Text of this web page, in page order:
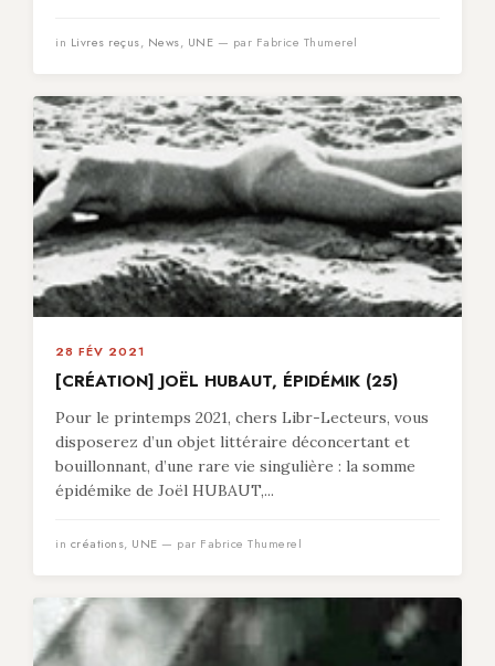
in Livres reçus, News, UNE — par Fabrice Thumerel
28 FÉV 2021
[CRÉATION] JOËL HUBAUT, ÉPIDÉMIK (25)
Pour le printemps 2021, chers Libr-Lecteurs, vous
disposerez d’un objet littéraire déconcertant et
bouillonnant, d’une rare vie singulière : la somme
épidémike de Joël HUBAUT,...
in créations, UNE — par Fabrice Thumerel